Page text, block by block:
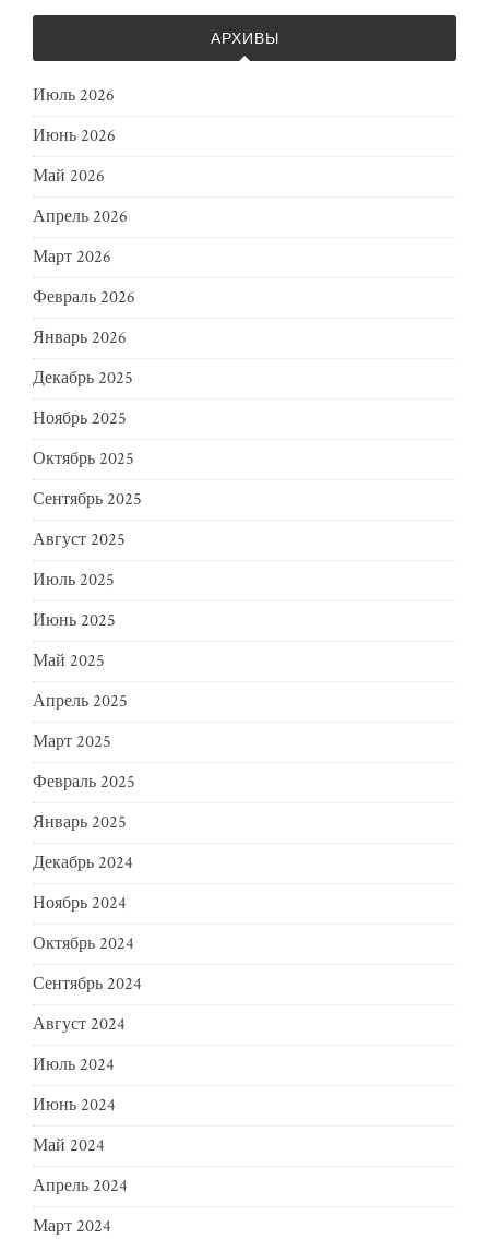
АРХИВЫ
Июль 2026
Июнь 2026
Май 2026
Апрель 2026
Март 2026
Февраль 2026
Январь 2026
Декабрь 2025
Ноябрь 2025
Октябрь 2025
Сентябрь 2025
Август 2025
Июль 2025
Июнь 2025
Май 2025
Апрель 2025
Март 2025
Февраль 2025
Январь 2025
Декабрь 2024
Ноябрь 2024
Октябрь 2024
Сентябрь 2024
Август 2024
Июль 2024
Июнь 2024
Май 2024
Апрель 2024
Март 2024